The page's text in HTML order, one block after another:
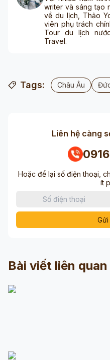
writer và sáng tạo
về du lịch, Thảo
viên phụ trách
Tour du lịch
Travel.
Tags: Châu Âu
Liên hệ càng
Hoặc để lại số điện thoại,
ít
Bài viết liên quan